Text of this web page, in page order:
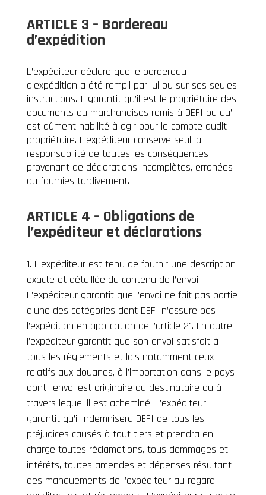
ARTICLE 3 – Bordereau
d’expédition
L’expéditeur déclare que le bordereau
d’expédition a été rempli par lui ou sur ses seules
instructions. Il garantit qu’il est le propriétaire des
documents ou marchandises remis à DEFI ou qu’il
est dûment habilité à agir pour le compte dudit
propriétaire. L’expéditeur conserve seul la
responsabilité de toutes les conséquences
provenant de déclarations incomplètes, erronées
ou fournies tardivement.
ARTICLE 4 – Obligations de
l’expéditeur et déclarations
L’expéditeur est tenu de fournir une description
exacte et détaillée du contenu de l’envoi.
L’expéditeur garantit que l’envoi ne fait pas partie
d’une des catégories dont DEFI n’assure pas
l’expédition en application de l’article 21. En outre,
l’expéditeur garantit que son envoi satisfait à
tous les règlements et lois notamment ceux
relatifs aux douanes, à l’importation dans le pays
dont l’envoi est originaire ou destinataire ou à
travers lequel il est acheminé. L’expéditeur
garantit qu’il indemnisera DEFI de tous les
préjudices causés à tout tiers et prendra en
charge toutes réclamations, tous dommages et
intérêts, toutes amendes et dépenses résultant
des manquements de l’expéditeur au regard